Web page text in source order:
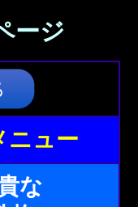
ージ
ニュー
な